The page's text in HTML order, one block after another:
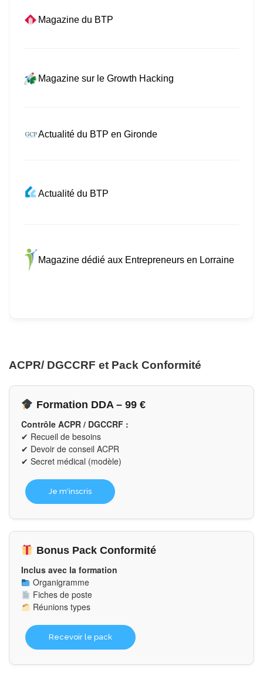
Magazine du BTP
Magazine sur le Growth Hacking
Actualité du BTP en Gironde
Actualité du BTP
Magazine dédié aux Entrepreneurs en Lorraine
ACPR/ DGCCRF et Pack Conformité
Formation DDA – 99 €
Contrôle ACPR / DGCCRF :
✔ Recueil de besoins
✔ Devoir de conseil ACPR
✔ Secret médical (modèle)
Je m'inscris
Bonus Pack Conformité
Inclus avec la formation
Organigramme
Fiches de poste
Réunions types
Recevoir le pack